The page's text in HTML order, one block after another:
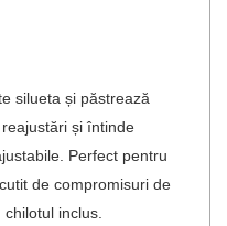
silueta și păstrează
și întinde
Perfect pentru
de compromisuri de
inclus.